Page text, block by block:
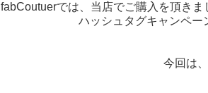
fabCoutuerでは、当店でご購入を頂き
ハッシュタグキャンペー
今回は